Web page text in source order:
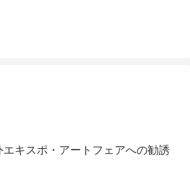
エキスポ・アートフェアへの勧誘